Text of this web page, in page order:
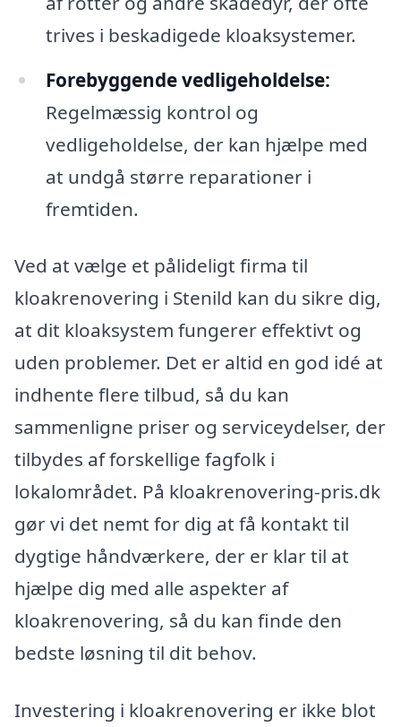
trives i beskadigede kloaksystemer.
Forebyggende vedligeholdelse:
Regelmæssig kontrol og
vedligeholdelse, der kan hjælpe med
at undgå større reparationer i
fremtiden.
Ved at vælge et pålideligt firma til
kloakrenovering i Stenild kan du sikre dig,
at dit kloaksystem fungerer effektivt og
uden problemer. Det er altid en god idé at
indhente flere tilbud, så du kan
sammenligne priser og serviceydelser, der
tilbydes af forskellige fagfolk i
lokalområdet. På kloakrenovering-pris.dk
gør vi det nemt for dig at få kontakt til
dygtige håndværkere, der er klar til at
hjælpe dig med alle aspekter af
kloakrenovering, så du kan finde den
bedste løsning til dit behov.
Investering i kloakrenovering er ikke blot